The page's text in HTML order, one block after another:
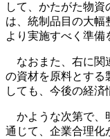
して、かたがた物
は、統制品目の大幅
より実施すべく準備
なおまた、右に関
の資材を原料とする
しても、今後の経済
かような次第で、
通じて、企業合理化